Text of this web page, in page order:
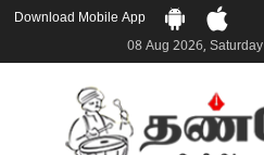
Download Mobile App
08 Aug 2026, Saturday